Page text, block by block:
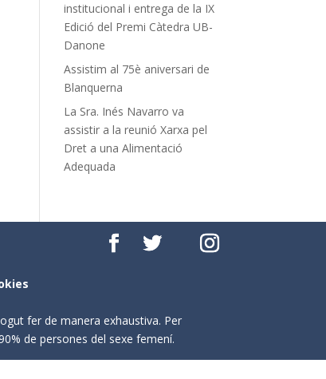
institucional i entrega de la IX
Edició del Premi Càtedra UB-
Danone
Assistim al 75è aniversari de
Blanquerna
La Sra. Inés Navarro va
assistir a la reunió Xarxa pel
Dret a una Alimentació
Adequada
fer de manera exhaustiva. Per
de persones del sexe femení.